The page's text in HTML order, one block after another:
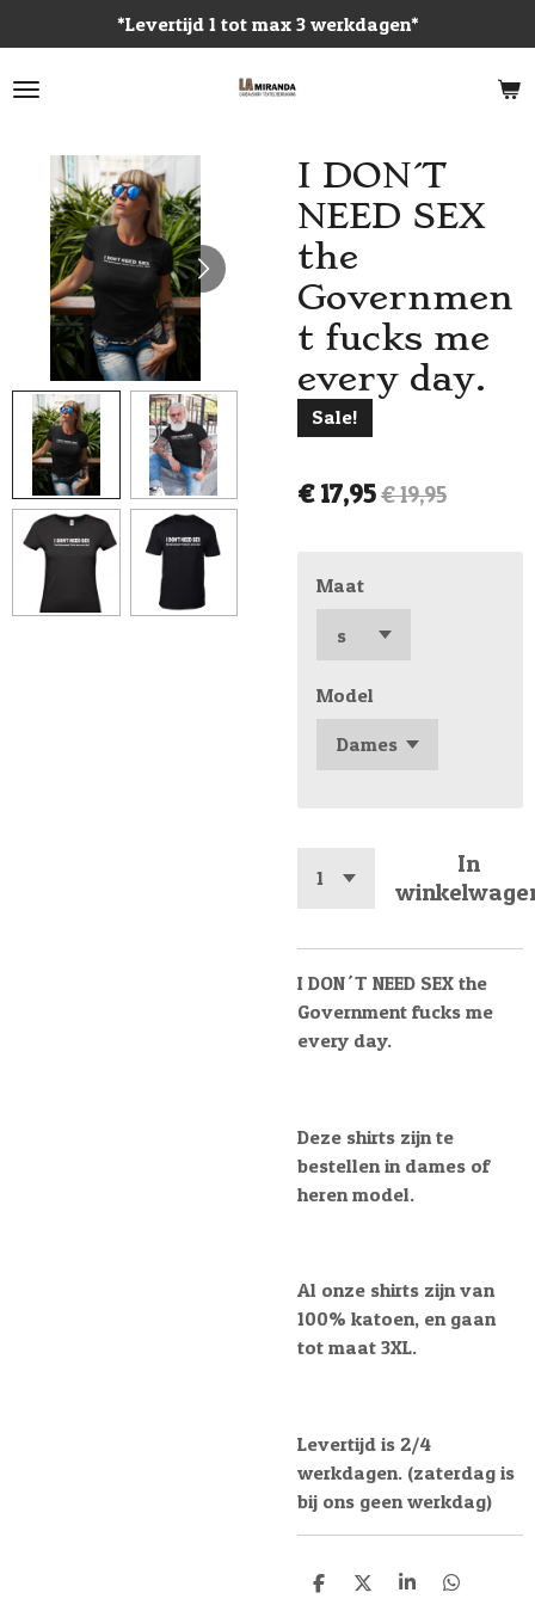
direct
naar
*Levertijd 1 tot max 3 werkdagen*
I DON´T
NEED SEX
the
Governmen
t fucks me
every day.
Sale!
€ 17,95€ 19,95
Maat
Model
In
I DON´T NEED SEX the
Government fucks me
every day.
Deze shirts zijn te
bestellen in dames of
heren model.
Al onze shirts zijn van
100% katoen, en gaan
tot maat 3XL.
Levertijd is 2/4
werkdagen. (zaterdag is
bij ons geen werkdag)
D
D
S
D